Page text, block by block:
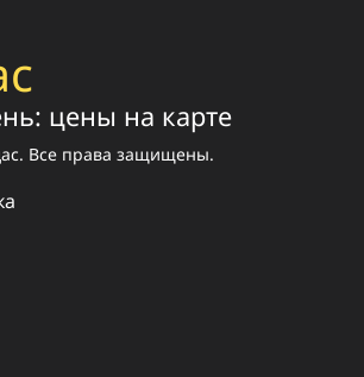
цены на карте
Все права защищены.